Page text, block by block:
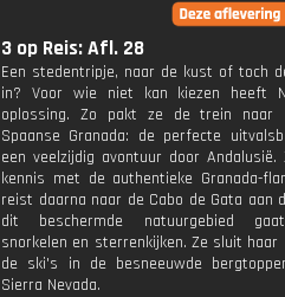
3 op Reis: Afl. 28
Een stedentripje, naar de kust of toch
in? Voor wie niet kan kiezen heeft
oplossing. Zo pakt ze de trein naar
Spaanse Granada: de perfecte
een veelzijdig avontuur door Andalusië.
kennis met de authentieke Granada-
reist daarna naar de Cabo de Gata aan
dit beschermde natuurgebied
snorkelen en sterrenkijken. Ze sluit
de ski's in de besneeuwde
Sierra Nevada.